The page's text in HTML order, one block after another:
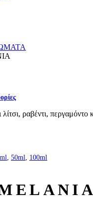
λίτσι, ραβέντι,
, 50ml, 100ml